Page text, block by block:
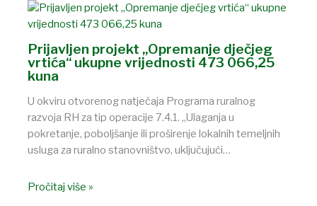
Prijavljen projekt „Opremanje dječjeg
vrtića“ ukupne vrijednosti 473 066,25
kuna
U okviru otvorenog natječaja Programa ruralnog
razvoja RH za tip operacije 7.4.1. „Ulaganja u
pokretanje, poboljšanje ili proširenje lokalnih temeljnih
usluga za ruralno stanovništvo, uključujući…
Pročitaj više »